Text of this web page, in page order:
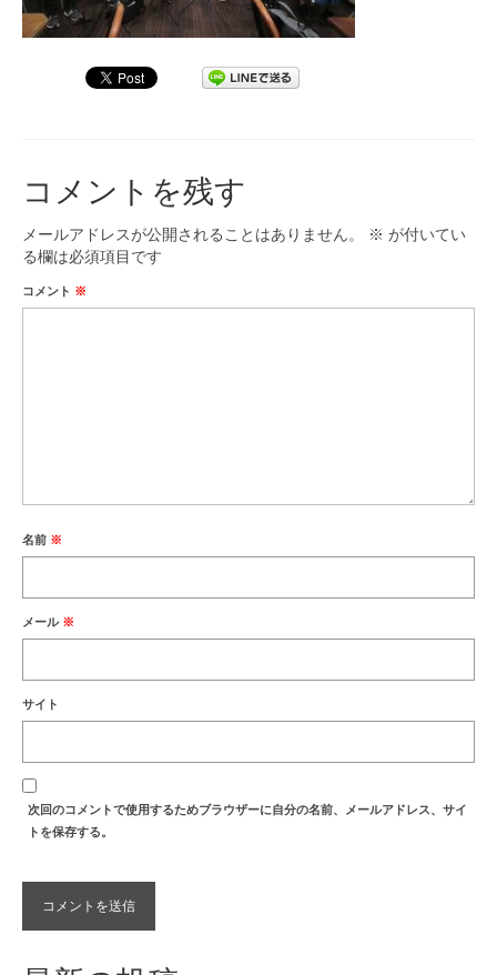
出張演奏
九大フィル特集ページ
コメントを残す
メールアドレスが公開されることはありません。 ※ が付いてい
る欄は必須項目です
コメント ※
名前 ※
メール ※
サイト
次回のコメントで使用するためブラウザーに自分の名前、メールアドレス、サイ
トを保存する。